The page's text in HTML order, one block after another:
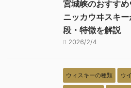
宮城峡のおすすめ
ニッカウヰスキ
段・特徴を解説
2026/2/4
ウィスキーの種類 ウ